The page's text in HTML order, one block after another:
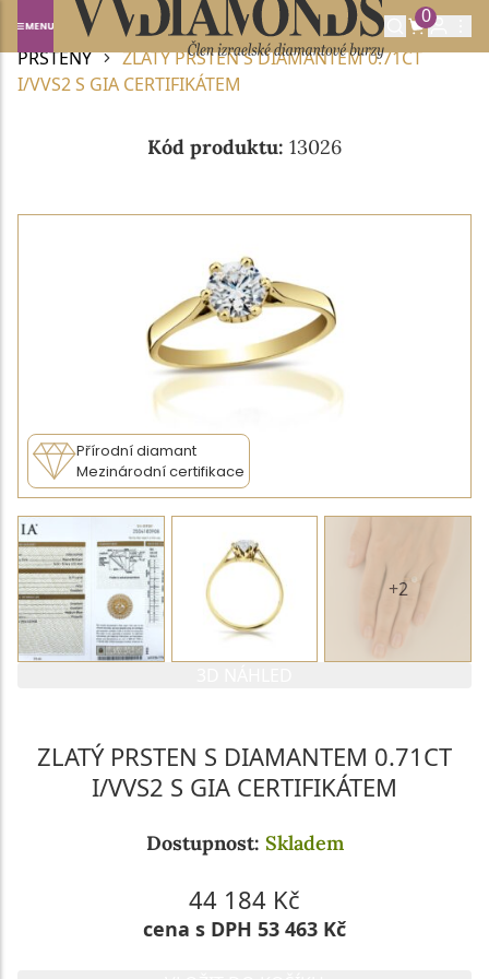
0
Domů DIAMANTOVÉ ŠPERKY
DIAMANTOVÉ
PRSTENY
ZLATÝ PRSTEN S DIAMANTEM 0.71CT
I/VVS2 S GIA CERTIFIKÁTEM
Kód produktu: 13026
Přírodní diamant
Mezinárodní certifikace
+2
ZLATÝ PRSTEN S DIAMANTEM 0.71CT
I/VVS2 S GIA CERTIFIKÁTEM
Dostupnost: Skladem
44 184 Kč
cena s DPH 53 463 Kč